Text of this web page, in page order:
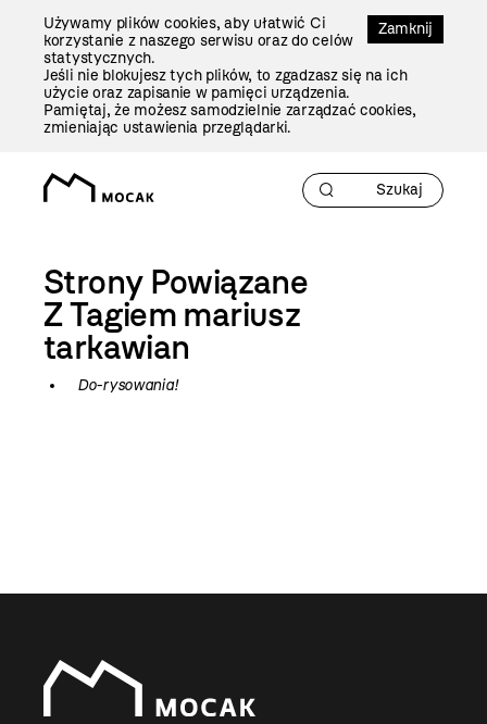
Zamknij
Używamy plików cookies, aby ułatwić Ci
korzystanie z naszego serwisu oraz do celów
statystycznych.
Jeśli nie blokujesz tych plików, to zgadzasz się na ich
użycie oraz zapisanie w pamięci urządzenia.
Pamiętaj, że możesz samodzielnie zarządzać cookies,
zmieniając ustawienia przeglądarki.
Strony Powiązane
Z Tagiem mariusz
tarkawian
Do-rysowania!